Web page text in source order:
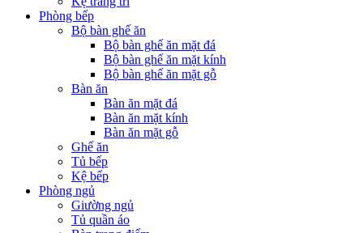
Phòng bếp
Bộ bàn ghế ăn
Bộ bàn ghế ăn mặt đá
Bộ bàn ghế ăn mặt kính
Bộ bàn ghế ăn mặt gỗ
Bàn ăn
Bàn ăn mặt đá
Bàn ăn mặt kính
Bàn ăn mặt gỗ
Ghế ăn
Tủ bếp
Kệ bếp
Phòng ngủ
Giường ngủ
Tủ quần áo